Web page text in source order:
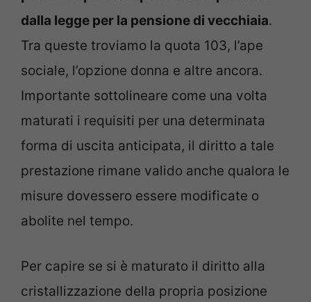
dalla legge per la pensione di vecchiaia.
Tra queste troviamo la quota 103, l’ape
sociale, l’opzione donna e altre ancora.
Importante sottolineare come una volta
maturati i requisiti per una determinata
forma di uscita anticipata, il diritto a tale
prestazione rimane valido anche qualora le
misure dovessero essere modificate o
abolite nel tempo.
Per capire se si è maturato il diritto alla
cristallizzazione della propria posizione